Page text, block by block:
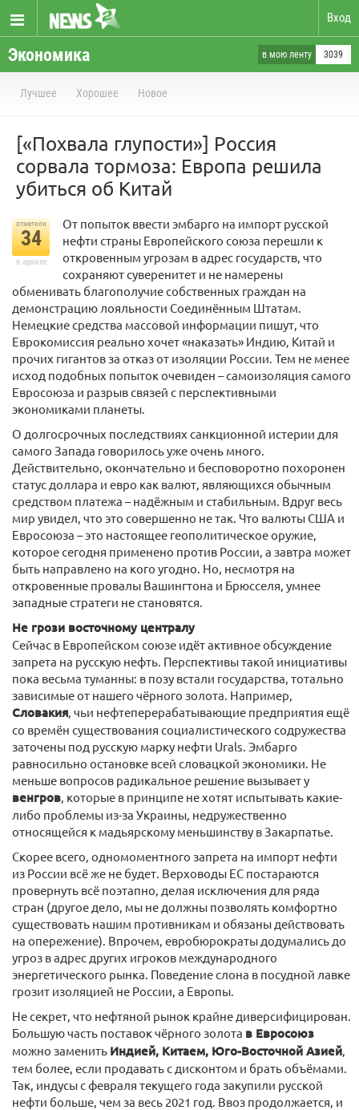
Вход
Экономика в мою ленту 3039
Лучшее Хорошее Новое
[«Похвала глупости»] Россия
сорвала тормоза: Европа решила
убиться об Китай
отметили
34
в архиве
От попыток ввести эмбарго на импорт русской
нефти страны Европейского союза перешли к
откровенным угрозам в адрес государств, что
сохраняют суверенитет и не намерены
обменивать благополучие собственных граждан на
демонстрацию лояльности Соединённым Штатам.
Немецкие средства массовой информации пишут, что
Еврокомиссия реально хочет «наказать» Индию, Китай и
прочих гигантов за отказ от изоляции России. Тем не менее
исход подобных попыток очевиден – самоизоляция самого
Евросоюза и разрыв связей с перспективными
экономиками планеты.
О долгосрочных последствиях санкционной истерии для
самого Запада говорилось уже очень много.
Действительно, окончательно и бесповоротно похоронен
статус доллара и евро как валют, являющихся обычным
средством платежа – надёжным и стабильным. Вдруг весь
мир увидел, что это совершенно не так. Что валюты США и
Евросоюза – это настоящее геополитическое оружие,
которое сегодня применено против России, а завтра может
быть направлено на кого угодно. Но, несмотря на
откровенные провалы Вашингтона и Брюсселя, умнее
западные стратеги не становятся.
Не грози восточному централу
Сейчас в Европейском союзе идёт активное обсуждение
запрета на русскую нефть. Перспективы такой инициативы
пока весьма туманны: в позу встали государства, тотально
зависимые от нашего чёрного золота. Например,
Словакия, чьи нефтеперерабатывающие предприятия ещё
со времён существования социалистического содружества
заточены под русскую марку нефти Urals. Эмбарго
равносильно остановке всей словацкой экономики. Не
меньше вопросов радикальное решение вызывает у
венгров, которые в принципе не хотят испытывать какие-
либо проблемы из-за Украины, недружественно
относящейся к мадьярскому меньшинству в Закарпатье.
Скорее всего, одномоментного запрета на импорт нефти
из России всё же не будет. Верховоды ЕС постараются
провернуть всё поэтапно, делая исключения для ряда
стран (другое дело, мы не должны позволять комфортно
существовать нашим противникам и обязаны действовать
на опережение). Впрочем, евробюрократы додумались до
угроз в адрес других игроков международного
энергетического рынка. Поведение слона в посудной лавке
грозит изоляцией не России, а Европы.
Не секрет, что нефтяной рынок крайне диверсифицирован.
Большую часть поставок чёрного золота в Евросоюз
можно заменить Индией, Китаем, Юго-Восточной Азией,
тем более, если продавать с дисконтом и брать объёмами.
Так, индусы с февраля текущего года закупили русской
нефти больше, чем за весь 2021 год. Ввоз продолжается, и